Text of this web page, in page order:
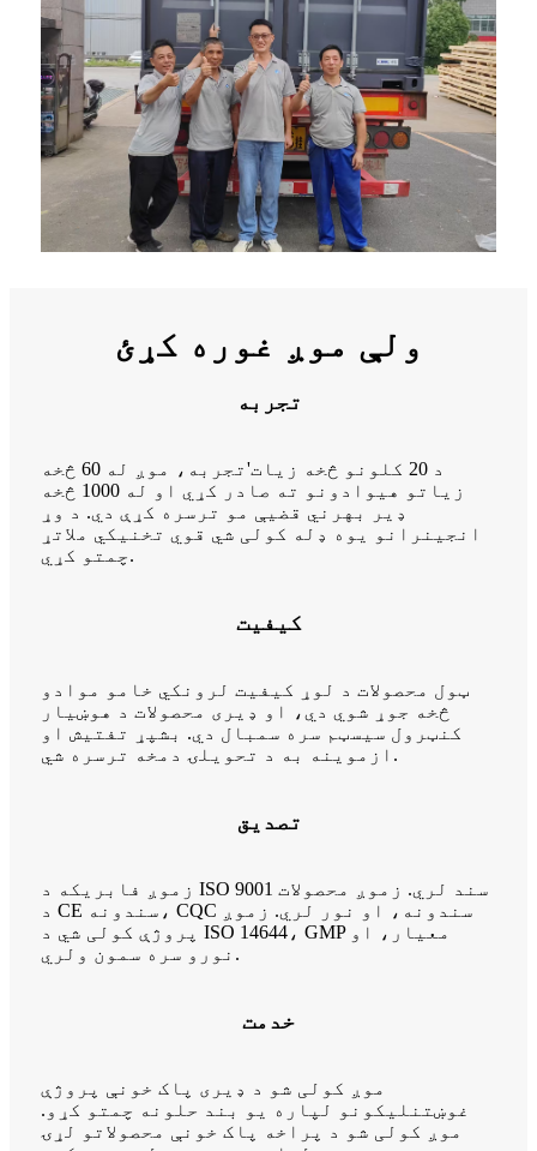
ولې موږ غوره کړئ
تجربه
د 20 کلونو څخه زیات '
تجربه، موږ له 60 څخه
زیاتو هیوادونو ته صادر کړي او له 1000 څخه
ډیر بهرني قضیې مو ترسره کړې دي. د وړ
انجینرانو یوه ډله کولی شي قوي تخنیکي ملاتړ
چمتو کړي.
کیفیت
ټول محصولات د لوړ کیفیت لرونکي خامو موادو
څخه جوړ شوي دي، او ډیری محصولات د هوښیار
کنټرول سیسټم سره سمبال دي. بشپړ تفتیش او
ازموینه به د تحویلۍ دمخه ترسره شي.
تصدیق
زموږ فابریکه د ISO 9001 سند لري. زموږ محصولات
د CE سندونه، CQC سندونه، او نور لري. زموږ
پروژې کولی شي د ISO 14644، GMP معیار، او
نورو سره سمون ولري.
خدمت
موږ کولی شو د ډیری پاک خونې پروژې
غوښتنلیکونو لپاره یو بند حلونه چمتو کړو.
موږ کولی شو د پراخه پاک خونې محصولاتو لړۍ